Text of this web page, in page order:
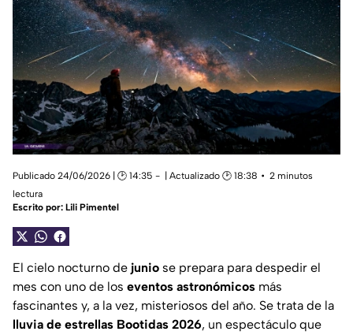
Publicado 24/06/2026 | 🕑 14:35 | Actualizado 🕑 18:38
2 minutos
lectura
Escrito por: Lili Pimentel
El cielo nocturno de junio se prepara para despedir el
mes con uno de los eventos astronómicos más
fascinantes y, a la vez, misteriosos del año. Se trata de la
lluvia de estrellas Bootidas 2026, un espectáculo que